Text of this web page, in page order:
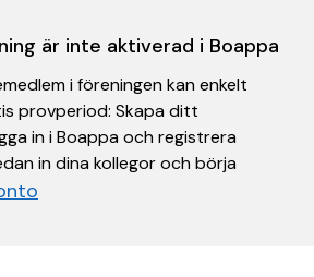
är inte aktiverad i Boappa
i föreningen kan enkelt
provperiod: Skapa ditt
in i Boappa och registrera
in dina kollegor och börja